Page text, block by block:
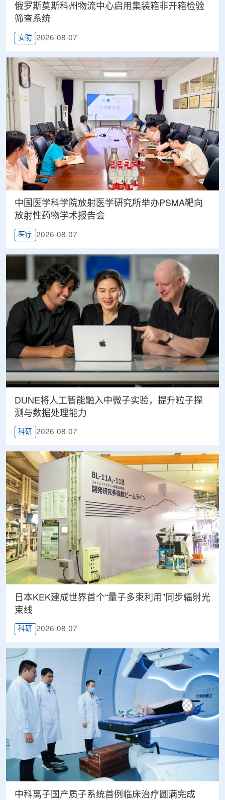
俄罗斯莫斯科州物流中心启用集装箱非开箱检验
筛查系统
安防 2026-08-07
中国医学科学院放射医学研究所举办PSMA靶向
放射性药物学术报告会
医疗 2026-08-07
DUNE将人工智能融入中微子实验，提升粒子探
测与数据处理能力
科研 2026-08-07
日本KEK建成世界首个“量子多束利用”同步辐射光
束线
科研 2026-08-07
中科离子国产质子系统首例临床治疗圆满完成